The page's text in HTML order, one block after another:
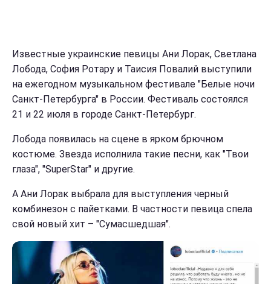
Известные украинские певицы Ани Лорак, Светлана
Лобода, София Ротару и Таисия Повалий выступили
на ежегодном музыкальном фестивале "Белые ночи
Санкт-Петербурга" в России. Фестиваль состоялся
21 и 22 июля в городе Санкт-Петербург.
Лобода появилась на сцене в ярком брючном
костюме. Звезда исполнила такие песни, как "Твои
глаза", "SuperStar" и другие.
А Ани Лорак выбрала для выступления черный
комбинезон с пайетками. В частности певица спела
свой новый хит – "Сумасшедшая".